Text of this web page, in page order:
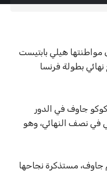
مواطنتها هيلي بابتيست
إلى ربع نهائي بطولة فرنسا
جاوف في الدور
في نصف النهائي، وهو
جاوف، مستذكرة نجاحها